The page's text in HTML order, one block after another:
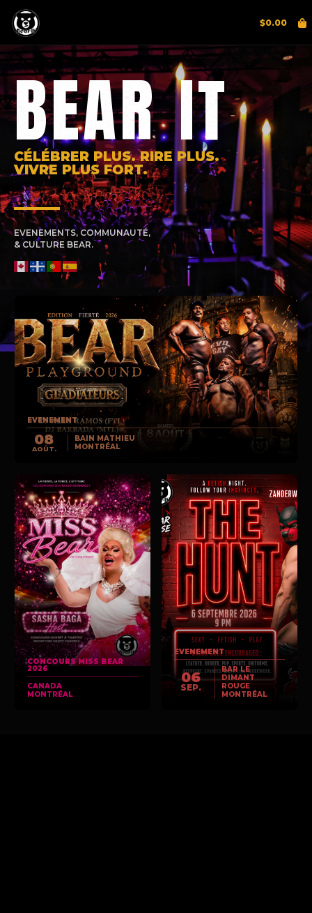
$0.00
BEAR IT
CÉLÉBRER PLUS. RIRE PLUS.
VIVRE PLUS FORT.
EVENEMENTS, COMMUNAUTÉ,
& CULTURE BEAR.
EVENEMENT
08
AOÛT.
BAIN MATHIEU
MONTRÉAL
CONCOURS MISS BEAR
2026
CANADA
MONTRÉAL
EVENEMENT
06
SEP.
BAR LE
DIMANT
ROUGE
MONTRÉAL